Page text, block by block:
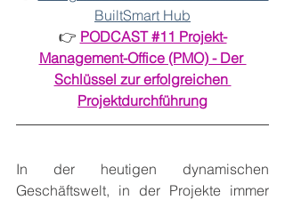
BuiltSmart Hub
👉 PODCAST #11 Projekt-
Management-Office (PMO) - Der
Schlüssel zur erfolgreichen
Projektdurchführung
In der heutigen dynamischen
Geschäftswelt, in der Projekte immer